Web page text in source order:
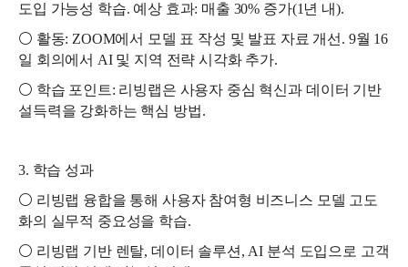
도입 가능성 학습. 예상 효과: 매출 30% 증가(1년 내).
⚪ 활동: ZOOM에서 모델 표 작성 및 발표 자료 개선. 9월 16
일 회의에서 AI 및 지역 전략 시각화 추가.
⚪ 학습 포인트: 리빙랩은 사용자 중심 혁신과 데이터 기반
설득력을 강화하는 핵심 방법.
3. 학습 성과
⚪ 리빙랩 융합을 통해 사용자 참여형 비즈니스 모델 고도
화의 실무적 중요성을 학습.
⚪ 리빙랩 기반 렌탈, 데이터 솔루션, AI 분석 도입으로 고객